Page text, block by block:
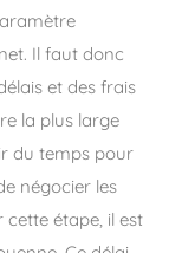
Il faut donc
et des frais
la plus large
du temps pour
négocier les
étape, il est